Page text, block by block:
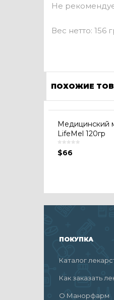
Не
Вес нетто: 156
ПОХОЖИЕ
Медицинский
LifeMel 120гр
$66
ПОКУПКА
Каталог
Как заказать
О Манорфарм